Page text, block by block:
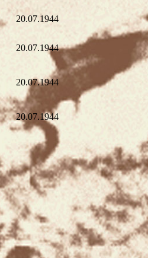
20.07.1944
20.07.1944
20.07.1944
20.07.1944